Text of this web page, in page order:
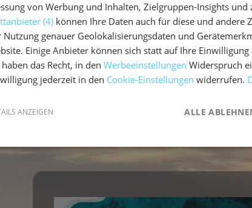
Mehr FAQs laden
von Werbung und Inhalten, Zielgruppen-Insights und
(4) können Ihre Daten auch für diese und andere
Nutzung genauer Geolokalisierungsdaten und
Einige Anbieter können sich statt auf Ihre
haben das Recht, in den Werbeeinstellungen Widerspruch
jederzeit in den Cookie-Einstellungen widerrufen.
ALLE
ANZEIGEN